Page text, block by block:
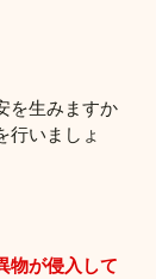
を生みますか
行いましょ
物が侵入して